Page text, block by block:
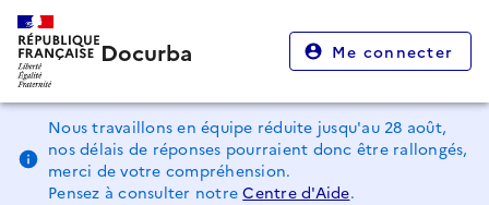
Docurba Me connecter
Nous travaillons en équipe réduite jusqu'au 28 août,
nos délais de réponses pourraient donc être rallongés,
merci de votre compréhension.
Pensez à consulter notreCentre d'Aide.